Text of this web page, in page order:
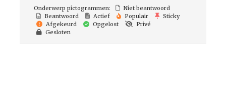
Onderwerp pictogrammen:
Niet beantwoord
Beantwoord
Actief Populair
Sticky
Afgekeurd
Opgelost
Privé
Gesloten